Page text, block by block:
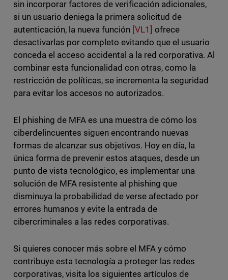
sin incorporar factores de verificación adicionales,
si un usuario deniega la primera solicitud de
autenticación, la nueva función [VL1] ofrece
desactivarlas por completo evitando que el usuario
conceda el acceso accidental a la red corporativa. Al
combinar esta funcionalidad con otras, como la
restricción de políticas, se incrementa la seguridad
para evitar los accesos no autorizados.
El phishing de MFA es una muestra de cómo los
ciberdelincuentes siguen encontrando nuevas
formas de alcanzar sus objetivos. Hoy en día, la
única forma de prevenir estos ataques, desde un
punto de vista tecnológico, es implementar una
solución de MFA resistente al phishing que
disminuya la probabilidad de verse afectado por
errores humanos y evite la entrada de
cibercriminales a las redes corporativas.
Si quieres conocer más sobre el MFA y cómo
contribuye esta tecnología a proteger las redes
corporativas, visita los siguientes artículos de